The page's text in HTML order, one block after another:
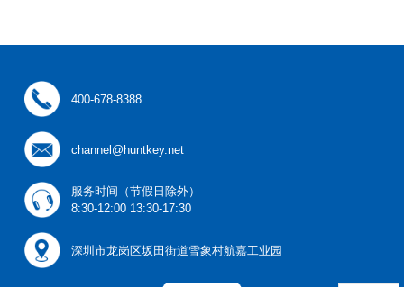
400-678-8388
channel@huntkey.net
服务时间（节假日除外）
8:30-12:00 13:30-17:30
深圳市龙岗区坂田街道雪象村航嘉工业园